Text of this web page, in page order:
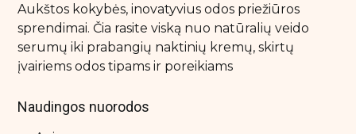
Aukštos kokybės, inovatyvius odos priežiūros
sprendimai. Čia rasite viską nuo natūralių veido
serumų iki prabangių naktinių kremų, skirtų
įvairiems odos tipams ir poreikiams
Naudingos nuorodos